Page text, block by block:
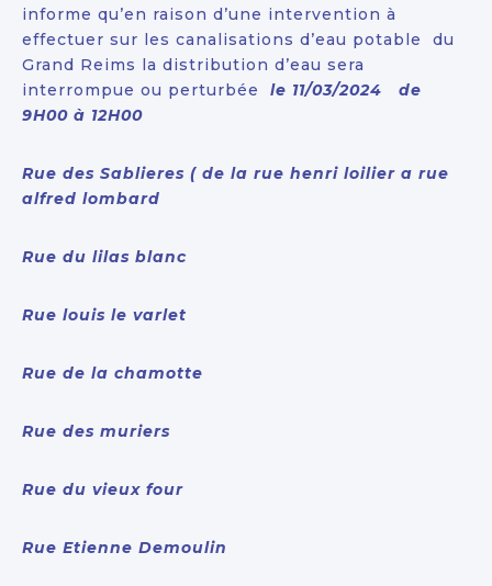
informe qu’en raison d’une intervention à
effectuer sur les canalisations d’eau potable du
Grand Reims la distribution d’eau sera
interrompue ou perturbée
le 11/03/2024
de
9H00 à 12H00
Rue des Sablieres ( de la rue henri loilier a rue
alfred lombard
Rue du lilas blanc
Rue louis le varlet
Rue de la chamotte
Rue des muriers
Rue du vieux four
Rue Etienne Demoulin